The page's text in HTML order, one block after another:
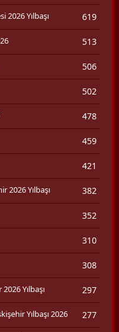
2026 Yılbaşı 619
513
506
502
478
459
421
2026 Yılbaşı 382
352
310
308
Yılbaşı 297
Yılbaşı 2026 277